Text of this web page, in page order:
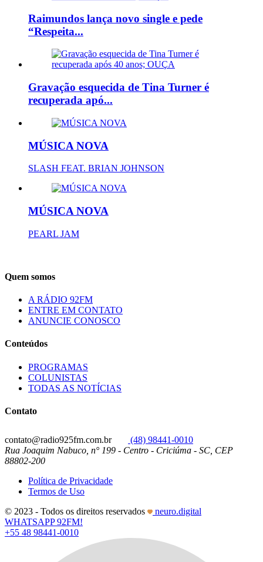
Raimundos lança novo single e pede
“Respeita...
Gravação esquecida de Tina Turner é
recuperada apó...
MÚSICA NOVA
SLASH FEAT. BRIAN JOHNSON
MÚSICA NOVA
PEARL JAM
Quem somos
A RÁDIO 92FM
ENTRE EM CONTATO
ANUNCIE CONOSCO
Conteúdos
PROGRAMAS
COLUNISTAS
TODAS AS NOTÍCIAS
Contato
contato@radio925fm.com.br
(48) 98441-0010
Rua Joaquim Nabuco, n° 199 - Centro - Criciúma - SC, CEP
88802-200
Política de Privacidade
Termos de Uso
© 2023 - Todos os direitos reservados
neuro.digital
WHATSAPP 92FM!
+55 48 98441-0010